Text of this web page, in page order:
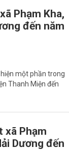
Phạm Kha,
đến năm
một phần trong
Thanh Miện đến
xã Phạm
Dương đến